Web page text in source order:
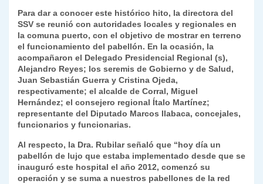
Para dar a conocer este histórico hito, la directora del
SSV se reunió con autoridades locales y regionales en
la comuna puerto, con el objetivo de mostrar en terreno
el funcionamiento del pabellón. En la ocasión, la
acompañaron el Delegado Presidencial Regional (s),
Alejandro Reyes; los seremis de Gobierno y de Salud,
Juan Sebastián Guerra y Cristina Ojeda,
respectivamente; el alcalde de Corral, Miguel
Hernández; el consejero regional Ítalo Martínez;
representante del Diputado Marcos Ilabaca, concejales,
funcionarios y funcionarias.
Al respecto, la Dra. Rubilar señaló que “hoy día un
pabellón de lujo que estaba implementado desde que se
inauguró este hospital el año 2012, comenzó su
operación y se suma a nuestros pabellones de la red